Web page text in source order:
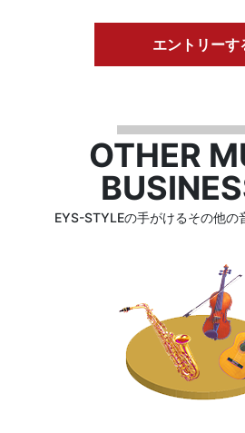
エントリーす
OTHER
EYS-STYLEの手がけるその他の